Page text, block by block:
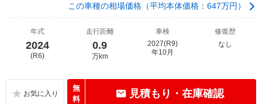
この車種の相場価格（平均本体価格：647万円）
年式
2024
(R6)
走行距離
0.9
万km
車検
2027(R9)
年10月
修復歴
なし
無
料
見積もり・在庫確認